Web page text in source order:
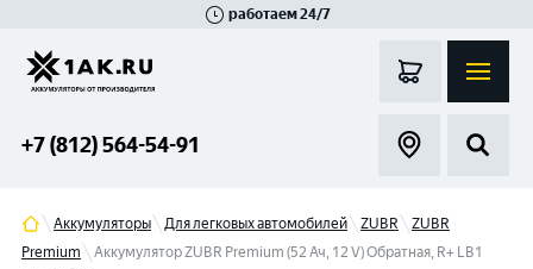
работаем 24/7
+7 (812) 564-54-91
Аккумуляторы Для легковых автомобилей ZUBR
ZUBR
Premium
Аккумулятор ZUBR Premium (52 Ач, 12 V) Обратная, R+ LB1
Гатчина